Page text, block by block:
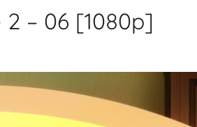
– 06 [1080p]